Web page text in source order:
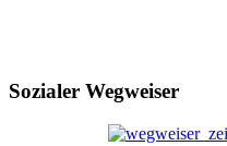
Sozialer Wegweiser